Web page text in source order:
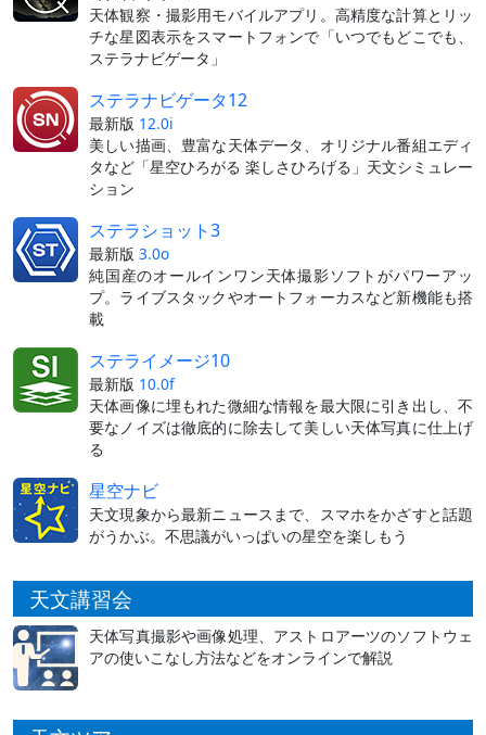
天体観察・撮影用モバイルアプリ。高精度な計算とリッ
チな星図表示をスマートフォンで「いつでもどこでも、
ステラナビゲータ」
ステラナビゲータ12
最新版 12.0i
美しい描画、豊富な天体データ、オリジナル番組エディ
タなど「星空ひろがる 楽しさひろげる」天文シミュレー
ション
ステラショット3
最新版 3.0o
純国産のオールインワン天体撮影ソフトがパワーアッ
プ。ライブスタックやオートフォーカスなど新機能も搭
載
ステライメージ10
最新版 10.0f
天体画像に埋もれた微細な情報を最大限に引き出し、不
要なノイズは徹底的に除去して美しい天体写真に仕上げ
る
星空ナビ
天文現象から最新ニュースまで、スマホをかざすと話題
がうかぶ。不思議がいっぱいの星空を楽しもう
天文講習会
天体写真撮影や画像処理、アストロアーツのソフトウェ
アの使いこなし方法などをオンラインで解説